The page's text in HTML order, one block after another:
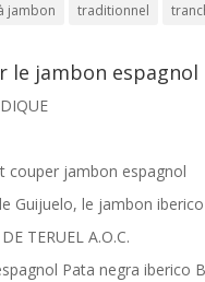
jambon
traditionnel
le jambon espagnol
couper jambon espagnol
Guijuelo, le jambon
TERUEL A.O.C.
Pata negra iberico